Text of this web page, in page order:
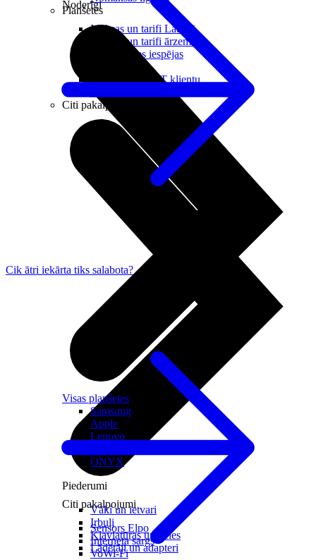
Noderīgi
Maksas un tarifi Latvijā
Maksas un tarifi ārzemēs
LMT Kartes iespējas
Kā kļūt par LMT klientu
Citi pakalpojumi
Citi pakalpojumi
Sensors Elpo
Interneta sargs
VoWi-Fi
Planšetes
Visas planšetes
Samsung
Apple
Lenovo
ONYX
Piederumi
Vāki un ietvari
Irbuļi
Klaviatūras un peles
Lādētāji un adapteri
Cik ātri iekārta tiks salabota?